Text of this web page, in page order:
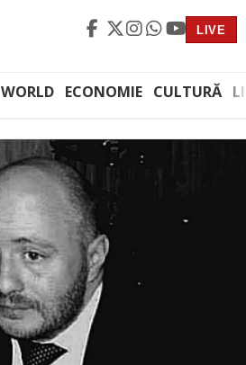
LIVE
WORLD ECONOMIE CULTURĂ